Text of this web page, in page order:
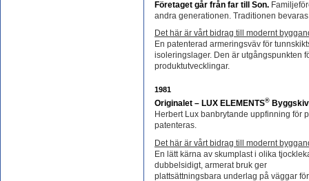
Företaget går från far till Son.
andra generationen. Traditionen
Det här är vårt bidrag till modernt
En patenterad armeringsväv för
isoleringslager. Den är utgångspunkten
produktutvecklingar.
1981
Originalet – LUX ELEMENTS®
Herbert Lux banbrytande uppfinning för
patenteras.
Det här är vårt bidrag till modernt
En lätt kärna av skumplast i olika
dubbelsidigt, armerat bruk ger
plattsättningsbara underlag på väggar